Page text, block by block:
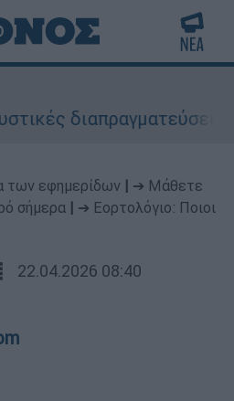
διαπραγματεύσεις και
των εφημερίδων
➔ Μάθετε
σήμερα
➔ Εορτολόγιο: Ποιοι
22.04.2026 08:40